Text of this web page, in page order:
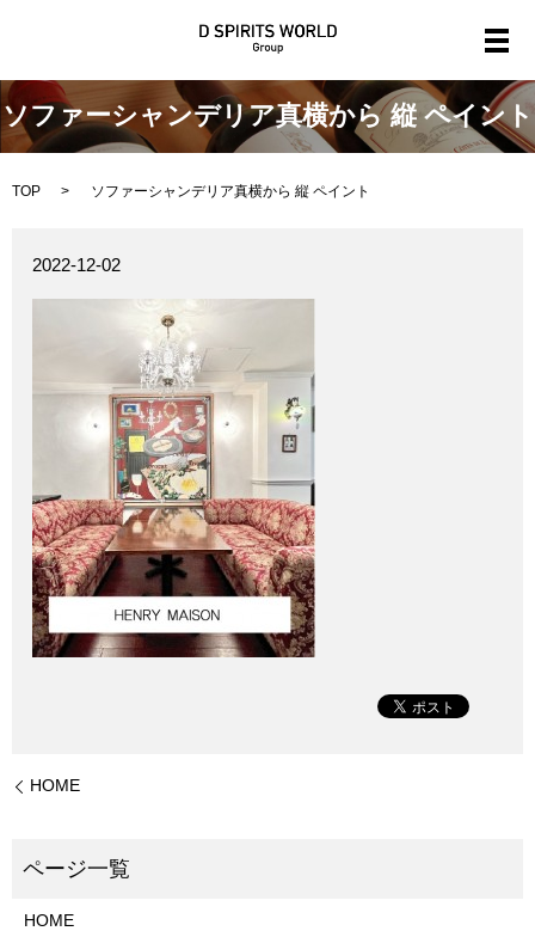
メ
ソファーシャンデリア真横から 縦 ペイント
TOP ソファーシャンデリア真横から 縦 ペイント
2022-12-02
HOME
HOME